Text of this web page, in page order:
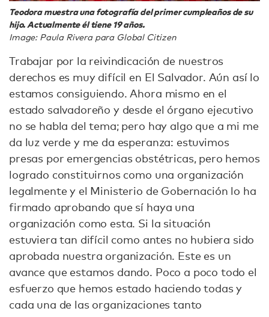
Teodora muestra una fotografía del primer cumpleaños de su
hijo. Actualmente él tiene 19 años.
Image: Paula Rivera para Global Citizen
Trabajar por la reivindicación de nuestros
derechos es muy difícil en El Salvador. Aún así lo
estamos consiguiendo. Ahora mismo en el
estado salvadoreño y desde el órgano ejecutivo
no se habla del tema; pero hay algo que a mi me
da luz verde y me da esperanza: estuvimos
presas por emergencias obstétricas, pero hemos
logrado constituirnos como una organización
legalmente y el Ministerio de Gobernación lo ha
firmado aprobando que sí haya una
organización como esta. Si la situación
estuviera tan difícil como antes no hubiera sido
aprobada nuestra organización. Este es un
avance que estamos dando. Poco a poco todo el
esfuerzo que hemos estado haciendo todas y
cada una de las organizaciones tanto